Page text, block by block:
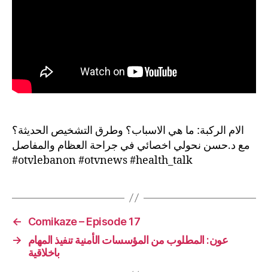
الام الركبة: ما هي الاسباب؟ وطرق التشخيص الحديثة؟
مع د.حسن نحولي اخصائي في جراحة العظام والمفاصل
#otvlebanon #otvnews #health_talk
←
Comikaze – Episode 17
→
عون: المطلوب من المؤسسات الأمنية تنفيذ المهام
باخلاقية